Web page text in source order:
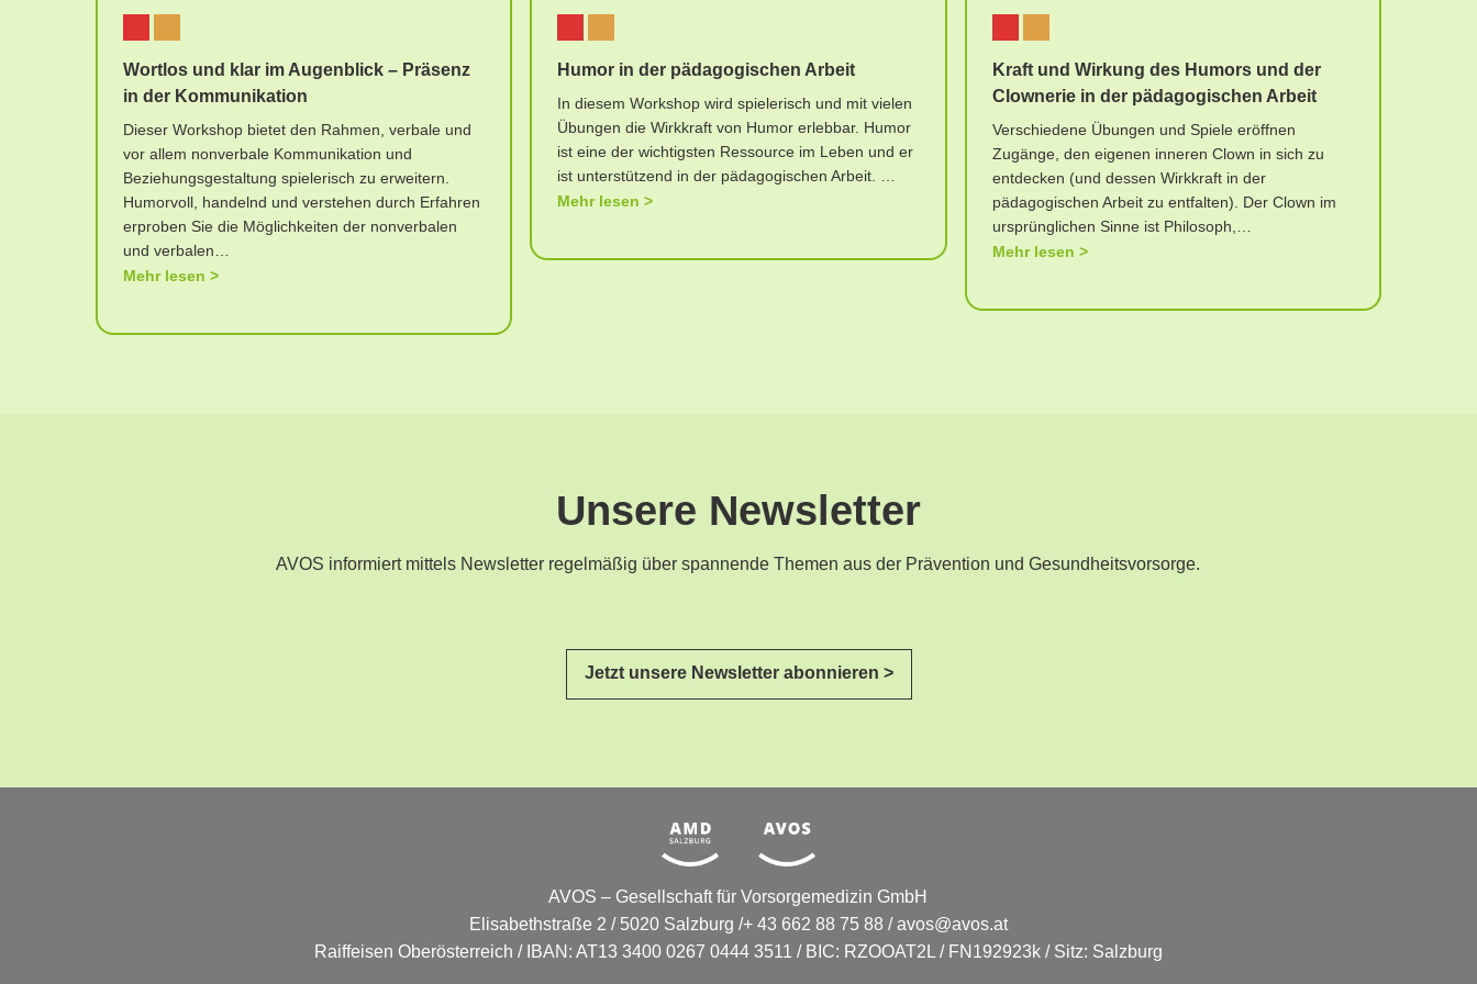
Wortlos und klar im Augenblick – Präsenz
in der Kommunikation
Dieser Workshop bietet den Rahmen, verbale und
vor allem nonverbale Kommunikation und
Beziehungsgestaltung spielerisch zu erweitern.
Humorvoll, handelnd und verstehen durch Erfahren
erproben Sie die Möglichkeiten der nonverbalen
und verbalen…
Mehr lesen
Humor in der pädagogischen Arbeit
In diesem Workshop wird spielerisch und mit vielen
Übungen die Wirkkraft von Humor erlebbar. Humor
ist eine der wichtigsten Ressource im Leben und er
ist unterstützend in der pädagogischen Arbeit. …
Mehr lesen
Kraft und Wirkung des Humors und der
Clownerie in der pädagogischen Arbeit
Verschiedene Übungen und Spiele eröffnen
Zugänge, den eigenen inneren Clown in sich zu
entdecken (und dessen Wirkkraft in der
pädagogischen Arbeit zu entfalten). Der Clown im
ursprünglichen Sinne ist Philosoph,…
Mehr lesen
Unsere Newsletter
AVOS informiert mittels Newsletter regelmäßig über spannende Themen aus der Prävention und Gesundheitsvorsorge.
Jetzt unsere Newsletter abonnieren >
AVOS – Gesellschaft für Vorsorgemedizin GmbH
Elisabethstraße 2 / 5020 Salzburg /+ 43 662 88 75 88 / avos@avos.at
Raiffeisen Oberösterreich / IBAN: AT13 3400 0267 0444 3511 / BIC: RZOOAT2L / FN192923k / Sitz: Salzburg